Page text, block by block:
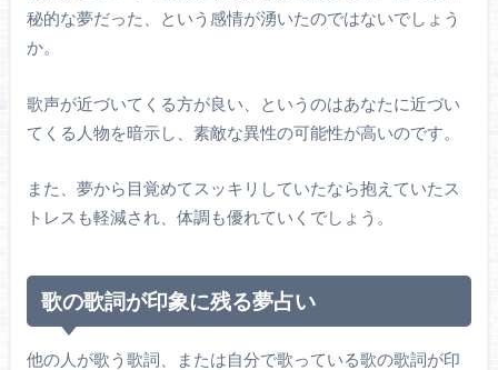
秘的な夢だった、という感情が湧いたのではないでしょう
か。
歌声が近づいてくる方が良い、というのはあなたに近づい
てくる人物を暗示し、素敵な異性の可能性が高いのです。
また、夢から目覚めてスッキリしていたなら抱えていたス
トレスも軽減され、体調も優れていくでしょう。
歌の歌詞が印象に残る夢占い
他の人が歌う歌詞、または自分で歌っている歌の歌詞が印